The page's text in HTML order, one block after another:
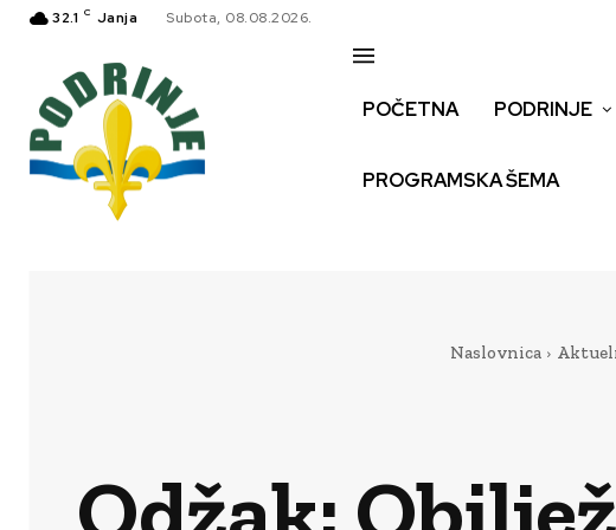
32.1 C Janja Subota, 08.08.2026.
POČETNA PODRINJE
PROGRAMSKA ŠEMA
Naslovnica